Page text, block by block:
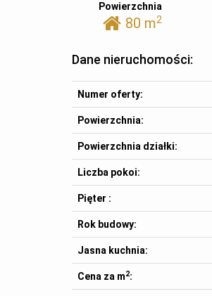
Powierzchnia
80 m2
Dane nieruchomości:
Numer oferty:
Powierzchnia:
Powierzchnia działki:
Liczba pokoi:
Pięter :
Rok budowy:
Jasna kuchnia:
Cena za m2: